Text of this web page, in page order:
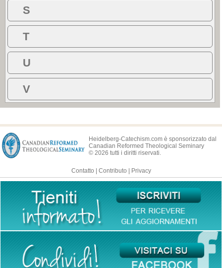
S
T
U
V
Heidelberg-Catechism.com è sponsorizzato dal
Canadian Reformed Theological Seminary
© 2026 tutti i diritti riservati.
Contatto Contributo Privacy